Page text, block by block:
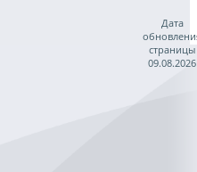
Дата
страницы
09.08.2026